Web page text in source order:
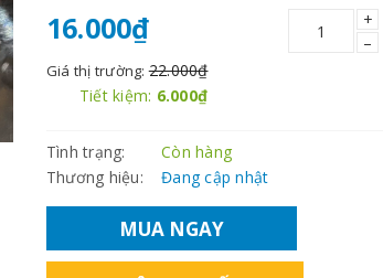
16.000₫
Giá thị trường:22.000₫
Tiết kiệm: 6.000₫
+
–
Tình trạng:
Còn hàng
Thương hiệu:
Đang cập nhật
MUA NGAY